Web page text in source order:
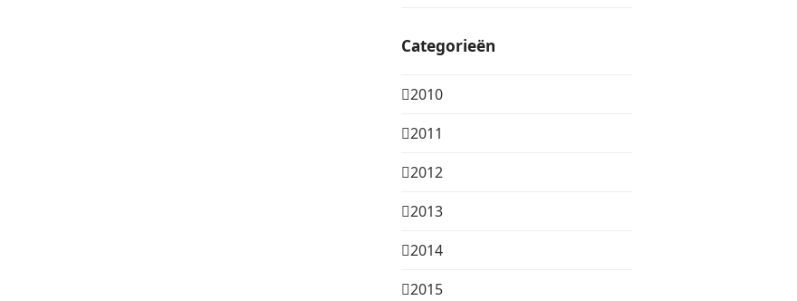
Categorieën
2010
2011
2012
2013
2014
2015